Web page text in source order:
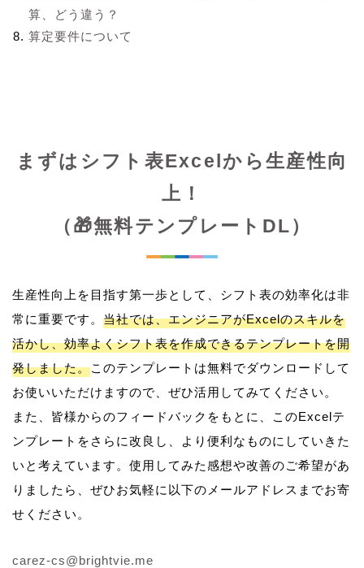
算、どう違う？
算定要件について
まずはシフト表Excelから生産性向
上！
（🎁無料テンプレートDL）
生産性向上を目指す第一歩として、シフト表の効率化は非
常に重要です。 当社では、エンジニアがExcelのスキルを
活かし、効率よくシフト表を作成できるテンプレートを開
発しました。このテンプレートは無料でダウンロードして
お使いいただけますので、ぜひ活用してみてください。
また、皆様からのフィードバックをもとに、このExcelテ
ンプレートをさらに改良し、より便利なものにしていきた
いと考えています。使用してみた感想や改善のご希望があ
りましたら、ぜひお気軽に以下のメールアドレスまでお寄
せください。
carez-cs@brightvie.me